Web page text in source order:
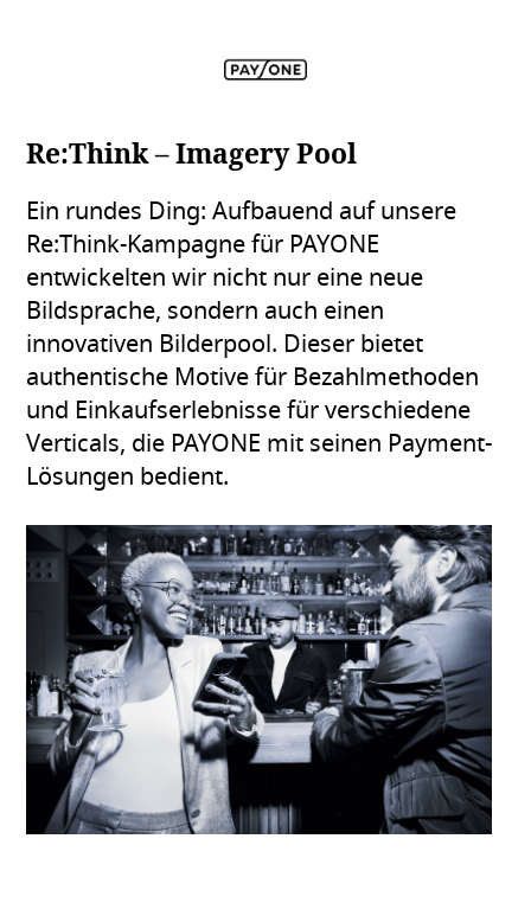
Re:Think – Imagery Pool
Ein rundes Ding: Aufbauend auf unsere
Re:Think-Kampagne für PAYONE
entwickelten wir nicht nur eine neue
Bildsprache, sondern auch einen
innovativen Bilderpool. Dieser bietet
authentische Motive für Bezahlmethoden
und Einkaufserlebnisse für verschiedene
Verticals, die PAYONE mit seinen Payment-
Lösungen bedient.